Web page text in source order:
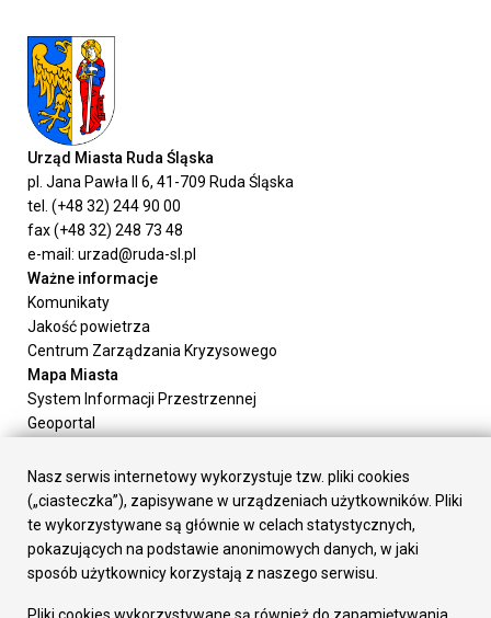
Urząd Miasta Ruda Śląska
pl. Jana Pawła II 6, 41-709 Ruda Śląska
tel. (+48 32) 244 90 00
fax (+48 32) 248 73 48
e-mail: urzad@ruda-sl.pl
Ważne informacje
Komunikaty
Jakość powietrza
Centrum Zarządzania Kryzysowego
Mapa Miasta
System Informacji Przestrzennej
Geoportal
Załatw sprawę
Prezydent Miasta
Rada Miasta
Wydziały
Elektroniczna Skrzynka Podawcza
Nasz serwis internetowy wykorzystuje tzw. pliki cookies
(„ciasteczka”), zapisywane w urządzeniach użytkowników. Pliki
te wykorzystywane są głównie w celach statystycznych,
pokazujących na podstawie anonimowych danych, w jaki
sposób użytkownicy korzystają z naszego serwisu.